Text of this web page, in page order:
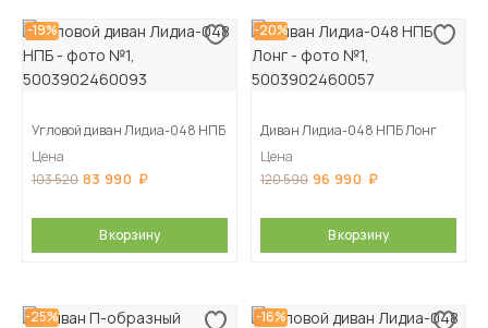
-19%
Угловой диван Лидиа-048 НПБ
Цена
103 520 83 990
В корзину
-20%
Диван Лидиа-048 НПБ Лонг
Цена
120 590 96 990
В корзину
-25% -16%